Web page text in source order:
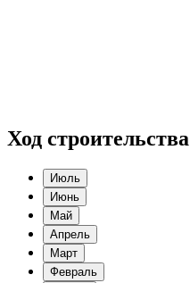
Ход строительства
Июль
Июнь
Май
Апрель
Март
Февраль